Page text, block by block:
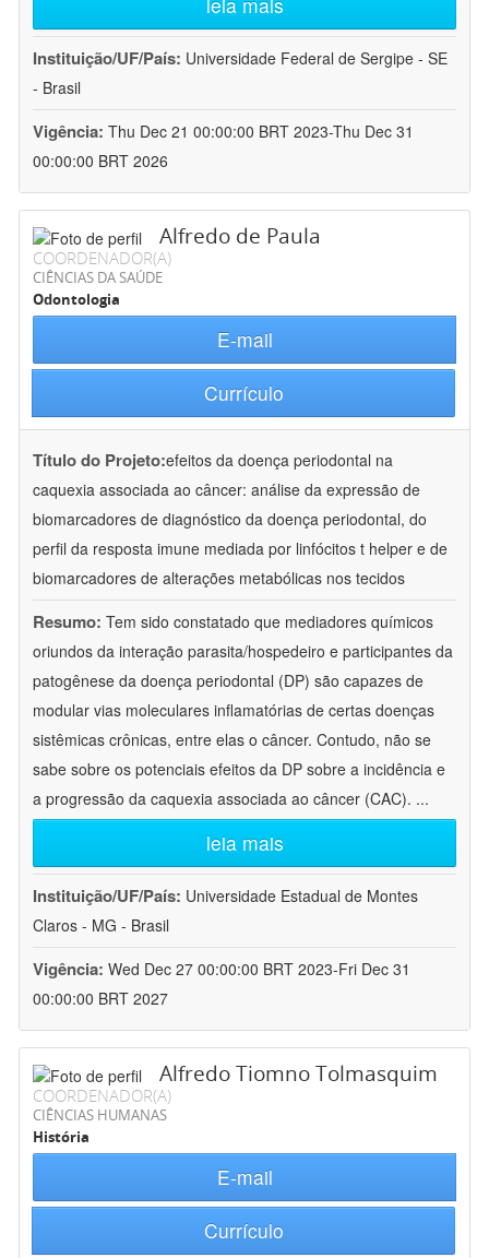
Instituição/UF/País: Universidade Federal de Sergipe - SE
- Brasil
Vigência: Thu Dec 21 00:00:00 BRT 2023-Thu Dec 31
00:00:00 BRT 2026
Alfredo de Paula
COORDENADOR(A)
CIÊNCIAS DA SAÚDE
Odontologia
E-mail
Currículo
Título do Projeto:efeitos da doença periodontal na
caquexia associada ao câncer: análise da expressão de
biomarcadores de diagnóstico da doença periodontal, do
perfil da resposta imune mediada por linfócitos t helper e de
biomarcadores de alterações metabólicas nos tecidos
Resumo: Tem sido constatado que mediadores químicos
oriundos da interação parasita/hospedeiro e participantes da
patogênese da doença periodontal (DP) são capazes de
modular vias moleculares inflamatórias de certas doenças
sistêmicas crônicas, entre elas o câncer. Contudo, não se
sabe sobre os potenciais efeitos da DP sobre a incidência e
a progressão da caquexia associada ao câncer (CAC). ...
leia mais
Instituição/UF/País: Universidade Estadual de Montes
Claros - MG - Brasil
Vigência: Wed Dec 27 00:00:00 BRT 2023-Fri Dec 31
00:00:00 BRT 2027
Alfredo Tiomno Tolmasquim
COORDENADOR(A)
CIÊNCIAS HUMANAS
História
E-mail
Currículo